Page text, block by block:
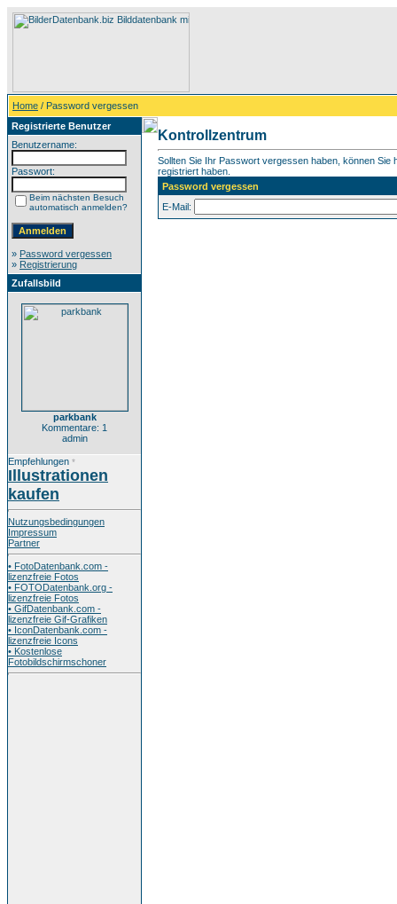
Home / Password vergessen
Registrierte Benutzer
Benutzername:
Passwort:
Beim nächsten Besuch
automatisch anmelden?
» Password vergessen
» Registrierung
Zufallsbild
parkbank
Kommentare: 1
admin
Empfehlungen *
Illustrationen
kaufen
Nutzungsbedingungen
Impressum
Partner
• FotoDatenbank.com -
lizenzfreie Fotos
• FOTODatenbank.org -
lizenzfreie Fotos
• GifDatenbank.com -
lizenzfreie Gif-Grafiken
• IconDatenbank.com -
lizenzfreie Icons
• Kostenlose
Fotobildschirmschoner
Kontrollzentrum
Sollten Sie Ihr Passwort vergessen haben, können
registriert haben.
Password vergessen
E-Mail: